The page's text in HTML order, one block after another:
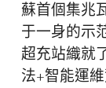
蘇首個集兆
于一身的示
超充站織就
法+智能運